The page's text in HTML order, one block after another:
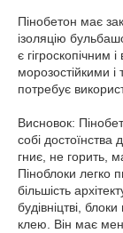
Пінобетон має
ізоляцію
є гігроскопічним
морозостійкими
потребує
Висновок:
собі достоїнства
гниє, не горить,
Піноблоки легко
більшість
будівніцтві,
клею. Він має